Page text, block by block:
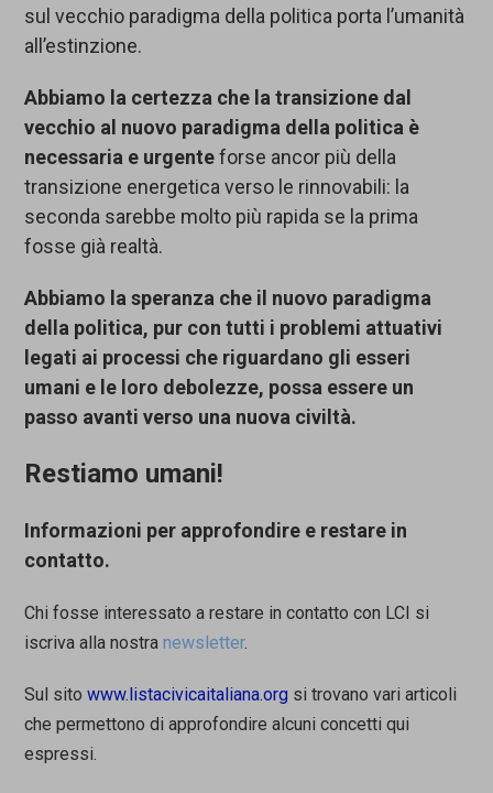
sul vecchio paradigma della politica porta l’umanità
all’estinzione.
Abbiamo la certezza che la transizione dal
vecchio al nuovo paradigma della politica è
necessaria e urgenteforse ancor più della
transizione energetica verso le rinnovabili: la
seconda sarebbe molto più rapida se la prima
fosse già realtà.
Abbiamo la speranza che il nuovo paradigma
della politica, pur con tutti i problemi attuativi
legati ai processi che riguardano gli esseri
umani e le loro debolezze, possa essere un
passo avanti verso una nuova civiltà.
Restiamo umani!
Informazioni per approfondire e restare in
contatto.
Chi fosse interessato a restare in contatto con LCI si
iscriva alla nostranewsletter.
Sul sitowww.listacivicaitaliana.org si trovano vari articoli
che permettono di approfondire alcuni concetti qui
espressi.